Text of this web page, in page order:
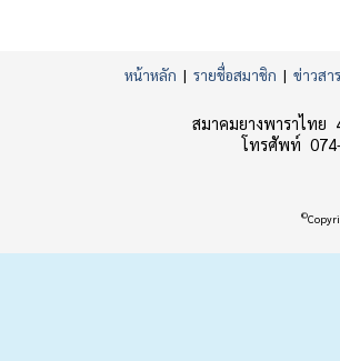
หน้าหลัก | รายชื่อสมาชิก | ข่าวสาร
สมาคมยางพาราไทย
โทรศัพท์
©